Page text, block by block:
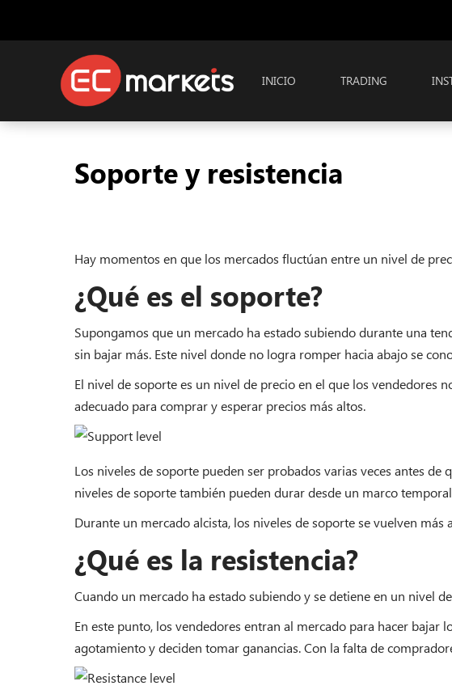
INICIO TRADING
Soporte y resistencia
Hay momentos en que los mercados fluctúan entre un nivel de
¿Qué es el soporte?
Supongamos que un mercado ha estado subiendo durante una
sin bajar más. Este nivel donde no logra romper hacia abajo se
El nivel de soporte es un nivel de precio en el que los vendedores
adecuado para comprar y esperar precios más altos.
Los niveles de soporte pueden ser probados varias veces antes
niveles de soporte también pueden durar desde un marco
Durante un mercado alcista, los niveles de soporte se vuelven
¿Qué es la resistencia?
Cuando un mercado ha estado subiendo y se detiene en un nivel
En este punto, los vendedores entran al mercado para hacer
agotamiento y deciden tomar ganancias. Con la falta de